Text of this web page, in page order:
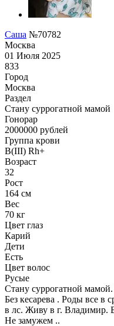
Саша №70782
Москва
01 Июля 2025
833
Город
Москва
Раздел
Cтану суррогатной мамой
Гонoрар
2000000 рублей
Группа крови
B(III) Rh+
Возраст
32
Рост
164 см
Вес
70 кг
Цвет глаз
Карий
Дети
Есть
Цвет волос
Русые
Стану суррогатной мамой.
Без кесарева . Роды все в
в лс. Живу в г. Владимир.
Не замужем ..